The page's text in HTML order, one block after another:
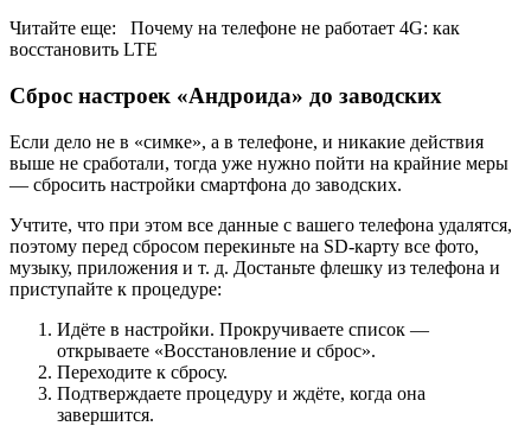
Читайте еще: Почему на телефоне не работает 4G: как
восстановить LTE
Сброс настроек «Андроида» до заводских
Если дело не в «симке», а в телефоне, и никакие действия
выше не сработали, тогда уже нужно пойти на крайние меры
— сбросить настройки смартфона до заводских.
Учтите, что при этом все данные с вашего телефона удалятся,
поэтому перед сбросом перекиньте на SD-карту все фото,
музыку, приложения и т. д. Достаньте флешку из телефона и
приступайте к процедуре:
Идёте в настройки. Прокручиваете список —
открываете «Восстановление и сброс».
Переходите к сбросу.
Подтверждаете процедуру и ждёте, когда она
завершится.